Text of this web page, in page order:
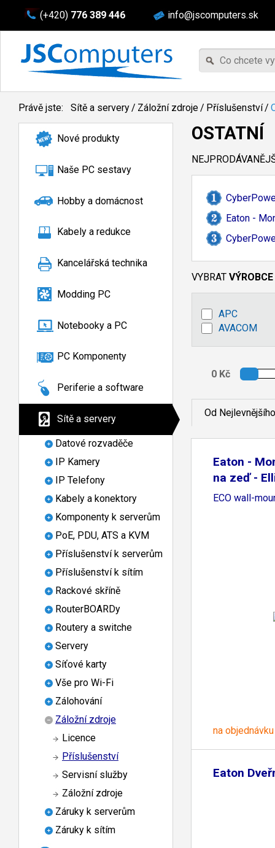
(+420) 776 389 446 info@jscomputers.sk
Právě jste: Sítě a servery/ Záložní zdroje/ Příslušenství/
Nové produkty
Naše PC sestavy
Hobby a domácnost
Kabely a redukce
Kancelářská technika
Modding PC
Notebooky a PC
PC Komponenty
Periferie a software
Sítě a servery
Datové rozvaděče
IP Kamery
IP Telefony
Kabely a konektory
Komponenty k serverům
PoE, PDU, ATS a KVM
Příslušenství k serverům
Příslušenství k sítím
Rackové skříně
RouterBOARDy
Routery a switche
Servery
Síťové karty
Vše pro Wi-Fi
Zálohování
Záložní zdroje
Licence
Příslušenství
Servisní služby
Záložní zdroje
Záruky k serverům
Záruky k sítím
OSTATNÍ
Eaton -
VYBRAT VÝROBCE
APC
AVACOM
Od Nejlevnějšího
Eaton -
na zeď -
ECO wall-
na objednávku
Eaton